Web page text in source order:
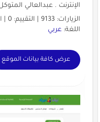
الإنترنت . عبدالعالي المتوكل
الزيارات: 9133 | التقييم: 0 | المقيّمين: 0 | الدولة:
اللغة: عربي
عرض كافة بيانات الموقع